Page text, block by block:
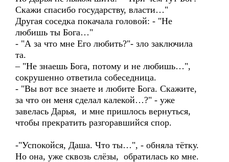
Скажи спасибо государству, власти…"
Другая соседка покачала головой: - "Не
любишь ты Бога…"
- "А за что мне Его любить?"- зло заключила
та.
– "Не знаешь Бога, потому и не любишь…",
сокрушенно ответила собеседница.
- "Вы вот все знаете и любите Бога. Скажите,
за что он меня сделал калекой…?" - уже
завелась Дарья, и мне пришлось вернуться,
чтобы прекратить разгоравшийся спор.
-"Успокойся, Даша. Что ты…", - обняла тётку.
Но она, уже сквозь слёзы, обратилась ко мне.